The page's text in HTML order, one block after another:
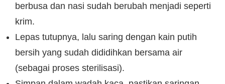
berbusa dan nasi sudah berubah menjadi seperti
krim.
Lepas tutupnya, lalu saring dengan kain putih
bersih yang sudah dididihkan bersama air
(sebagai proses sterilisasi).